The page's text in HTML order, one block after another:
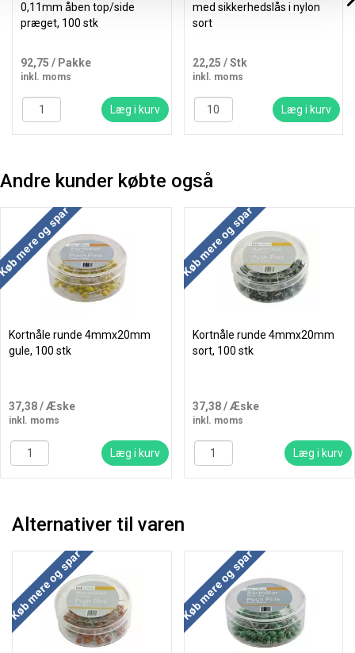
0,11mm åben top/side
præget, 100 stk
92,75 / Pakke
inkl. moms
Læg i kurv
med sikkerhedslås i nylon
sort
22,25 / Stk
inkl. moms
Læg i kurv
Andre kunder købte også
mere og spar
Kortnåle runde 4mmx20mm
gule, 100 stk
37,38/ Æske
inkl. moms
Læg i kurv
Køb mere og spar
Kortnåle runde 4mmx20mm
sort, 100 stk
37,38/ Æske
inkl. moms
Læg i kurv
Alternativer til varen
Køb mere og spar Køb mere og spar